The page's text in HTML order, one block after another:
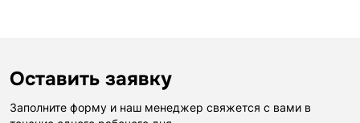
Оставить заявку
Заполните форму и наш менеджер свяжется с вами в